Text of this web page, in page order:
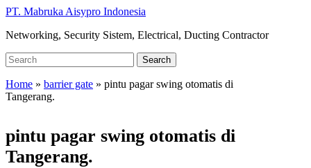
Skip
main
PT. Mabruka Aisypro Indonesia
Networking, Security Sistem, Electrical, Ducting Contractor
Search
for:
Search
Home » barrier gate » pintu pagar swing otomatis di
Tangerang.
pintu pagar swing otomatis di
Tangerang.